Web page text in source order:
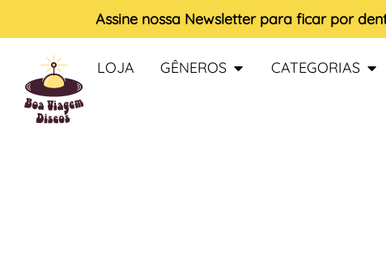
Assine nossa Newsletter para ficar por
LOJA GÊNEROS CATEGORIAS